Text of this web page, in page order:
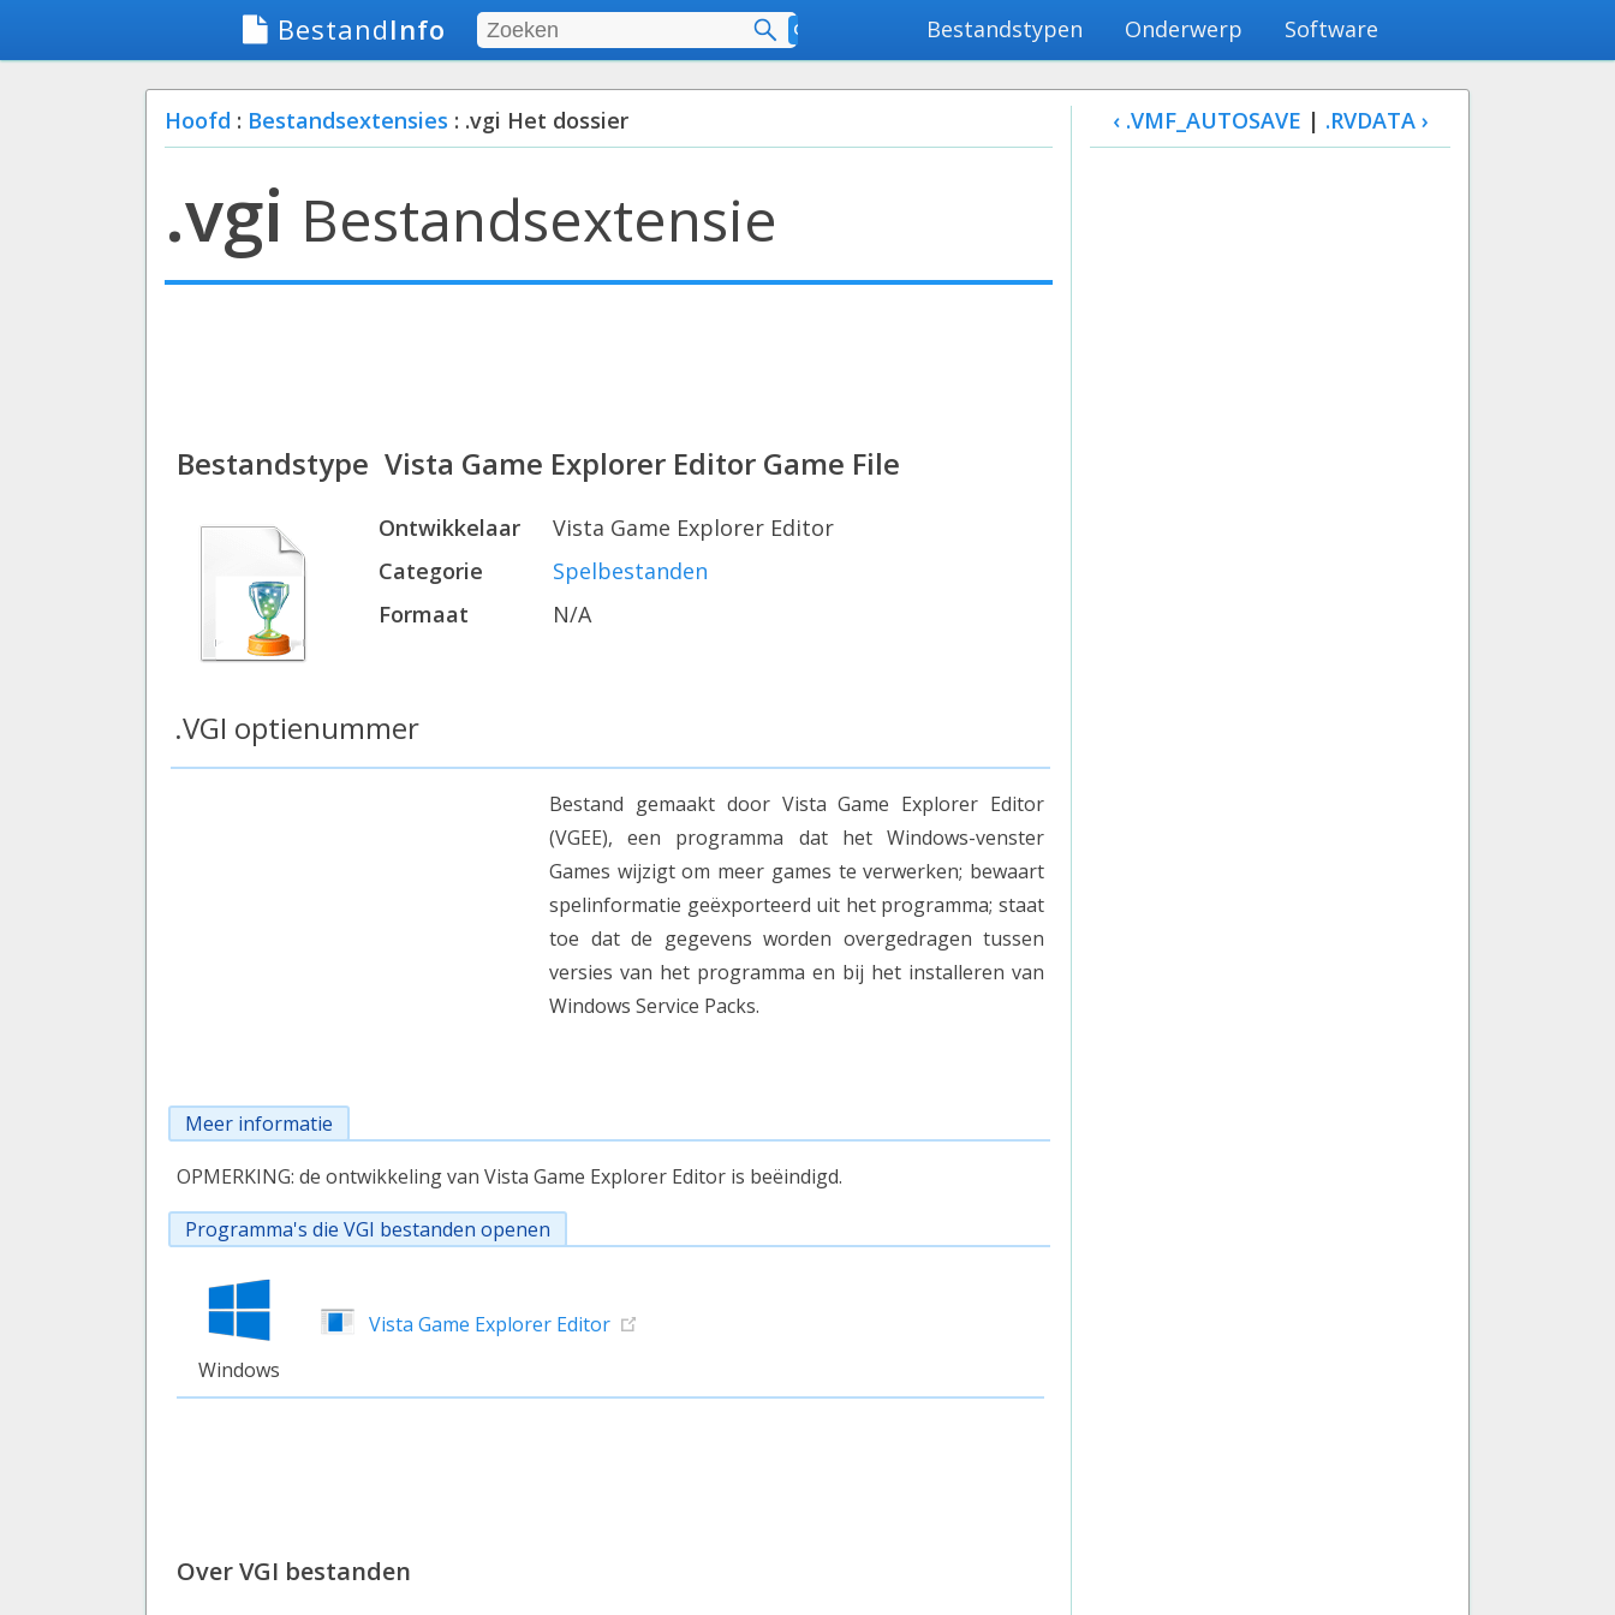
BestandInfo Geavanceerd zoekenBestandstypen Onderwerp Software
Hoofd : Bestandsextensies : .vgi Het dossier
.vgi Bestandsextensie
Bestandstype Vista Game Explorer Editor Game File
Ontwikkelaar
Vista Game Explorer Editor
Categorie
Spelbestanden
Formaat
N/A
.VGI optienummer
Bestand gemaakt door Vista Game Explorer Editor
(VGEE), een programma dat het Windows-venster
Games wijzigt om meer games te verwerken; bewaart
spelinformatie geëxporteerd uit het programma; staat
toe dat de gegevens worden overgedragen tussen
versies van het programma en bij het installeren van
Windows Service Packs.
Meer informatie
OPMERKING: de ontwikkeling van Vista Game Explorer Editor is beëindigd.
Programma's die VGI bestanden openen
Windows
Vista Game Explorer Editor
Over VGI bestanden
‹ .VMF_AUTOSAVE | .RVDATA ›